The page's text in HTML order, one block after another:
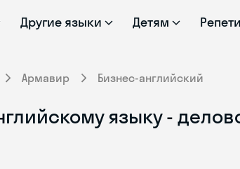
Другие языки Детям
Армавир Бизнес-английский
языку -